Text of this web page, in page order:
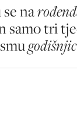
na
samo tri